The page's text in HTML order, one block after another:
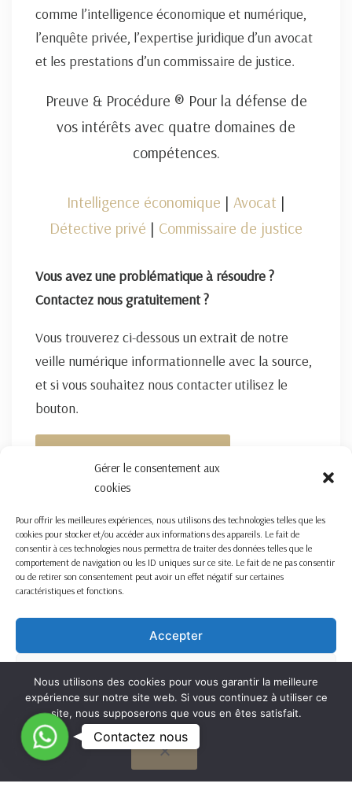
Gérer le consentement aux
cookies
Pour offrir les meilleures expériences, nous utilisons des technologies telles que les
cookies pour stocker et/ou accéder aux informations des appareils. Le fait de
consentir à ces technologies nous permettra de traiter des données telles que le
comportement de navigation ou les ID uniques sur ce site. Le fait de ne pas consentir
ou de retirer son consentement peut avoir un effet négatif sur certaines
caractéristiques et fonctions.
Accepter
Voir les préférences
Cookie Policy
comme l’intelligence économique et numérique,
l’enquête privée, l’expertise juridique d’un avocat
et les prestations d’un commissaire de justice.
Preuve & Procédure ® Pour la défense de
vos intérêts avec quatre domaines de
compétences.
Intelligence économique | Avocat |
Détective privé | Commissaire de justice
Vous avez une problématique à résoudre ?
Contactez nous gratuitement ?
Vous trouverez ci-dessous un extrait de notre
veille numérique informationnelle avec la source,
et si vous souhaitez nous contacter utilisez le
bouton.
Nous utilisons des cookies pour vous garantir la meilleure
expérience sur notre site web. Si vous continuez à utiliser ce
site, nous supposerons que vous en êtes satisfait.
OK
C
o
n
Contactez nous